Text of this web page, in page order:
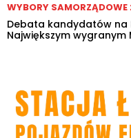
WYBORY
Debata kandydatów na
Największym wygranym